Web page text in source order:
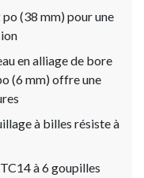
(38 mm) pour une
en alliage de bore
(6 mm) offre une
à billes résiste à
à 6 goupilles